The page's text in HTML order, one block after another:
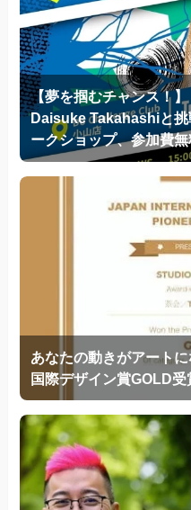
【夢を掴むチャンス！
Daisuke Takahashiと
ークショップ、参加費
あなたの動きがアート
国際デザイン賞GOLD